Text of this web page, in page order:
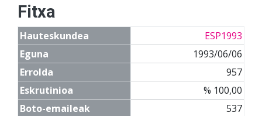
Fitxa
Hauteskundea
ESP1993
Eguna
1993/06/06
Errolda
957
Eskrutinioa
% 100,00
Boto-emaileak
537